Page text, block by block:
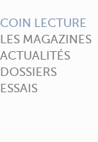
COIN LECTURE
LES MAGAZINES
ACTUALITÉS
DOSSIERS
ESSAIS